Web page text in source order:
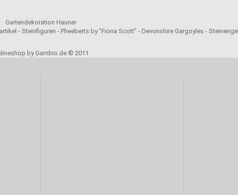
Gartendekoration Hauner
- Steinfiguren - Pheeberts by "Fiona Scott" - Devonshire Gargoyles - Steinengel
by Gambio.de © 2011